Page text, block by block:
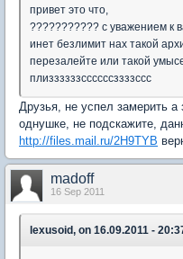
привет это что,
??????????? с уважением к
инет безлимит нах такой
перезалейте или такой
плиззззззссссссззззссс
Друзья, не успел замерить
однушке, не подскажите,
http://files.mail.ru/2H9TYB
madoff
16 Sep 2011
lexusoid, on 16.09.2011 -